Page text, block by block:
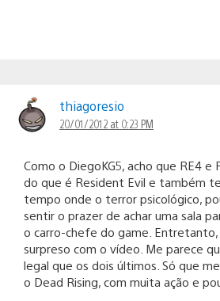
thiagoresio
20/01/2012 at 0:23 PM
Como o DiegoKG5, acho que RE4 e
do que é Resident Evil e também
tempo onde o terror psicológico,
sentir o prazer de achar uma sala
o carro-chefe do game.
surpreso com o vídeo. Me parece
legal que os dois últimos. Só que
o Dead Rising, com muita ação e